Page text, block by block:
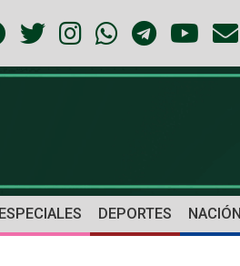
ESPECIALES DEPORTES NACIÓN